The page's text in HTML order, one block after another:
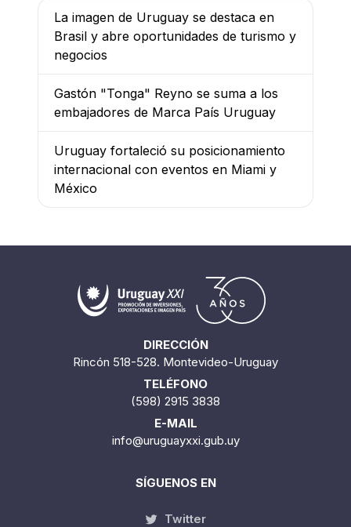
La imagen de Uruguay se destaca en
Brasil y abre oportunidades de turismo y
negocios
Gastón "Tonga" Reyno se suma a los
embajadores de Marca País Uruguay
Uruguay fortaleció su posicionamiento
internacional con eventos en Miami y
México
DIRECCIÓN
Rincón 518-528. Montevideo-Uruguay
TELÉFONO
(598) 2915 3838
E-MAIL
info@uruguayxxi.gub.uy
SÍGUENOS EN
Twitter